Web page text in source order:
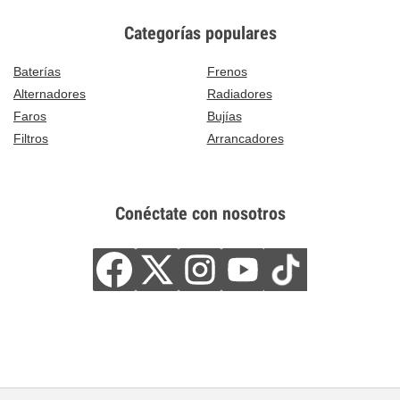
Categorías populares
Baterías
Frenos
Alternadores
Radiadores
Faros
Bujías
Filtros
Arrancadores
Conéctate con nosotros